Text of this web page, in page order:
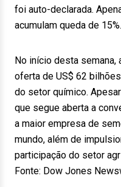
foi auto-declarada.
acumulam queda de 15%.
No início desta semana,
oferta de US$ 62
do setor químico.
que segue aberta a
a maior empresa de
mundo, além de
participação do setor
Fonte: Dow Jones